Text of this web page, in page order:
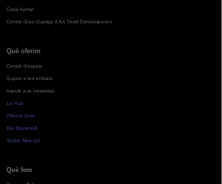
Casa Aymat
Centre Grau-Garriga d'Art Tèxtil Contemporani
Què oferim
Cessió d'espais
Suport a les entitats
Impuls a la creativitat
La Pua
Oficina Jove
Bar Bocamoll
Teatre Mira-sol
Què fem